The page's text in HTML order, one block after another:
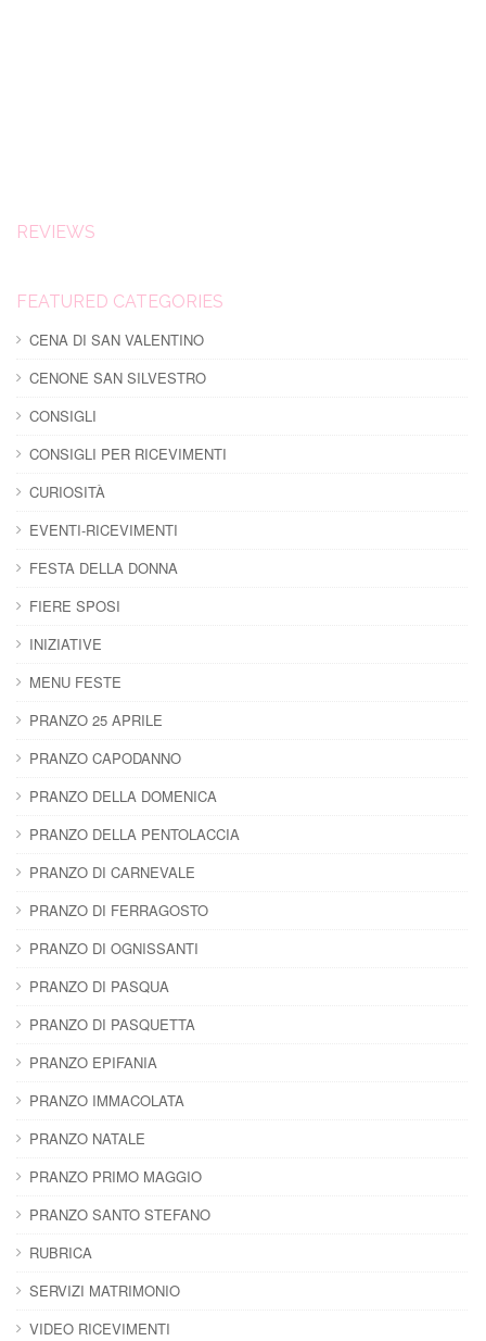
REVIEWS
FEATURED CATEGORIES
CENA DI SAN VALENTINO
CENONE SAN SILVESTRO
CONSIGLI
CONSIGLI PER RICEVIMENTI
CURIOSITÀ
EVENTI-RICEVIMENTI
FESTA DELLA DONNA
FIERE SPOSI
INIZIATIVE
MENU FESTE
PRANZO 25 APRILE
PRANZO CAPODANNO
PRANZO DELLA DOMENICA
PRANZO DELLA PENTOLACCIA
PRANZO DI CARNEVALE
PRANZO DI FERRAGOSTO
PRANZO DI OGNISSANTI
PRANZO DI PASQUA
PRANZO DI PASQUETTA
PRANZO EPIFANIA
PRANZO IMMACOLATA
PRANZO NATALE
PRANZO PRIMO MAGGIO
PRANZO SANTO STEFANO
RUBRICA
SERVIZI MATRIMONIO
VIDEO RICEVIMENTI